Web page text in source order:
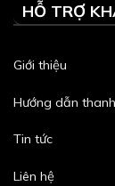
HỖ TRỢ
Giới thiệu
Hướng dẫn
Tin tức
Liên hệ